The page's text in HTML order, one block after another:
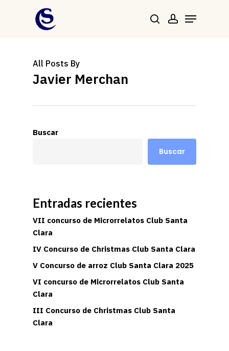
Buscaraccount
Menu
All Posts By
Javier Merchan
Buscar
Buscar
Entradas recientes
VII concurso de Microrrelatos Club Santa
Clara
IV Concurso de Christmas Club Santa Clara
V Concurso de arroz Club Santa Clara 2025
VI concurso de Microrrelatos Club Santa
Clara
III Concurso de Christmas Club Santa
Clara